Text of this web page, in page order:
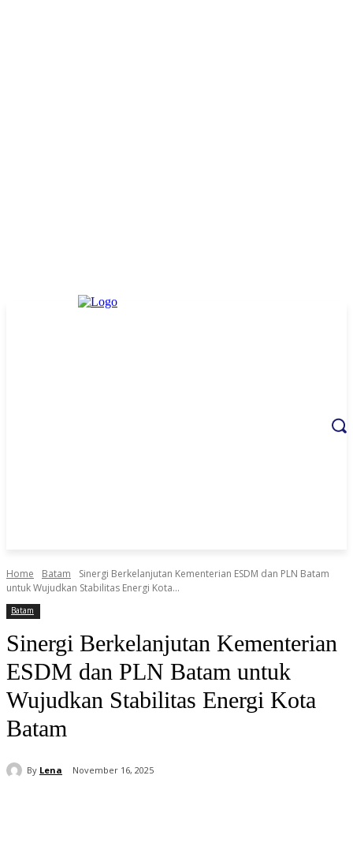
Home Batam
Sinergi Berkelanjutan Kementerian ESDM dan PLN Batam
untuk Wujudkan Stabilitas Energi Kota...
Batam
Sinergi Berkelanjutan Kementerian
ESDM dan PLN Batam untuk
Wujudkan Stabilitas Energi Kota
Batam
By Lena November 16, 2025